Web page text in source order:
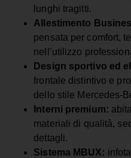
lunghi tragitti.
Allestimento
pensata per comfort,
nell’utilizzo
Design sportivo ed
frontale distintivo e
dello stile Mercedes-
Interni premium:
materiali di qualità,
dettagli.
Sistema MBUX: